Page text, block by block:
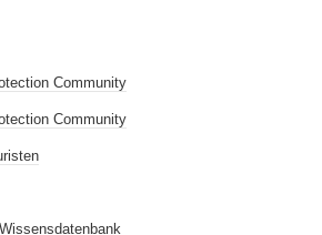
Community
Community